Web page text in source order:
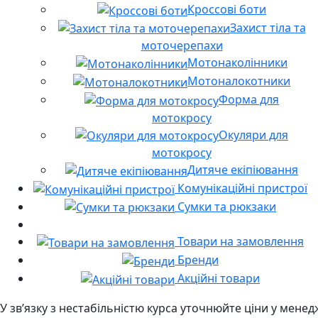
Кроссові боти
Захист тіла та
моточерепахи
Мотонаколінники
Мотоналокотники
Форма для
мотокросу
Окуляри для
мотокросу
Дитяче екіпіювання
Комунікаційні пристрої
Сумки та рюкзаки
Товари на замовлення
Бренди
Акційні товари
У звʼязку з нестабільністю курса уточнюйте ціни у